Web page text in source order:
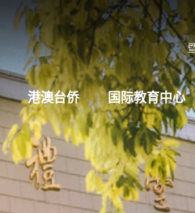
港澳台侨 国际教育中心